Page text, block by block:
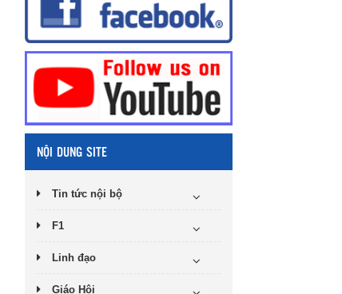
NỘI DUNG SITE
Tin tức nội bộ
F1
Linh đạo
Giáo Hội